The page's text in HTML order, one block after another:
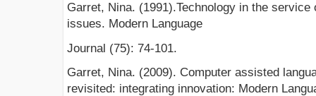
Garret, Nina. (1991).Technology in the service
issues. Modern Language
Journal (75): 74-101.
Garret, Nina. (2009). Computer assisted
revisited: integrating innovation: Modern